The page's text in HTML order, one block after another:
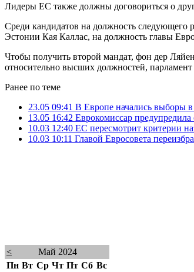
Лидеры ЕС также должны договориться о
Среди кандидатов на должность следующего
Эстонии Кая Каллас, на должность главы
Чтобы получить второй мандат, фон дер
относительно высших должностей,
Ранее по теме
23.05 09:41 В Европе начались выборы
13.05 16:42 Еврокомиссар
10.03 12:40 ЕС пересмотрит критерии
10.03 10:11 Главой Евросовета
<
Май 2024
Пн Вт Ср Чт Пт Сб Вс